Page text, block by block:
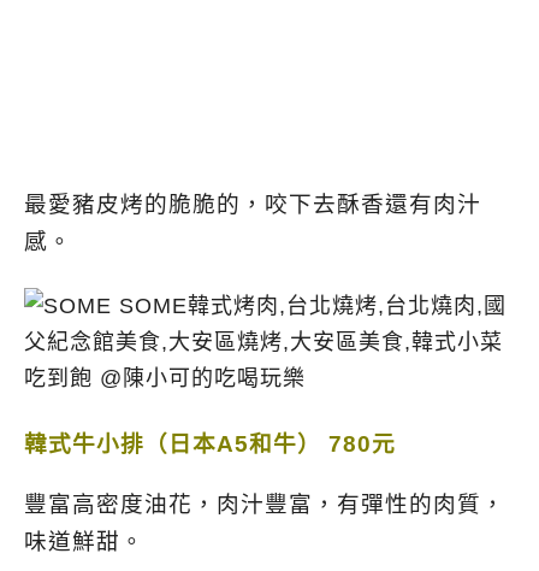
最愛豬皮烤的脆脆的，咬下去酥香還有肉汁
感。
韓式牛小排（日本A5和牛） 780元
豐富高密度油花，肉汁豐富，有彈性的肉質，
味道鮮甜。